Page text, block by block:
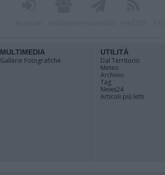
MULTIMEDIA
Gallerie Fotografiche
UTILITÀ
Dal Territorio
Meteo
Archivio
Tag
News24
Articoli più letti